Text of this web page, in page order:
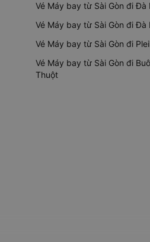
Vé Máy bay từ Sài Gòn đi Đà
Vé Máy bay từ Sài Gòn đi Đà
Vé Máy bay từ Sài Gòn đi
Vé Máy bay từ Sài Gòn đi
Thuột